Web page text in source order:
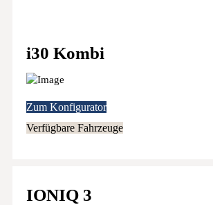
i30 Kombi
Zum Konfigurator
Verfügbare Fahrzeuge
IONIQ 3